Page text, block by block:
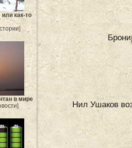
как-то
в мире
Нил Ушаков